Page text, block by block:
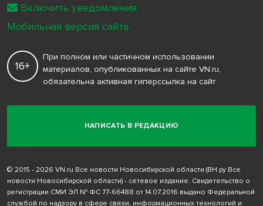
НАПИСАТЬ В РЕДАКЦИЮ
16+
При полном или частичном использовании
материалов, опубликованных на сайте VN.ru,
обязательна активная гиперссылка на сайт
© 2015 - 2026 VN.ru Все новости Новосибирской области (ВН.ру Все
новости Новосибирской области) - сетевое издание. Свидетельство о
регистрации СМИ ЭЛ № ФС 77-66488 от 14.07.2016 выдано Федеральной
службой по надзору в сфере связи, информационных технологий и
Включить уведомления
Мобильная версия сайта